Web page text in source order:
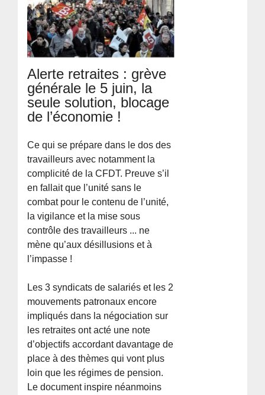
Alerte retraites : grève
générale le 5 juin, la
seule solution, blocage
de l’économie !
Ce qui se prépare dans le dos des
travailleurs avec notamment la
complicité de la CFDT. Preuve s’il
en fallait que l’unité sans le
combat pour le contenu de l’unité,
la vigilance et la mise sous
contrôle des travailleurs ... ne
mène qu’aux désillusions et à
l’impasse !
Les 3 syndicats de salariés et les 2
mouvements patronaux encore
impliqués dans la négociation sur
les retraites ont acté une note
d’objectifs accordant davantage de
place à des thèmes qui vont plus
loin que les régimes de pension.
Le document inspire néanmoins